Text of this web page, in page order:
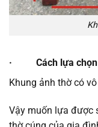
· Cách lựa chọn
Khung ảnh thờ có
Vậy muốn lựa được